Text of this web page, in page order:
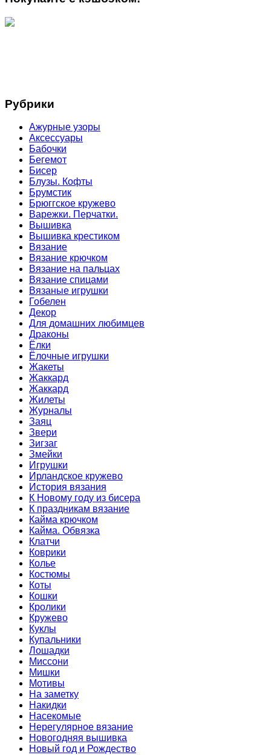
Рубрики
Ажурные узоры
Аксессуары
Бабочки
Бегемот
Бисер
Блузы. Кофты
Брумстик
Брюггское кружево
Варежки. Перчатки.
Вышивка
Вышивка крестиком
Вязание
Вязание крючком
Вязание на пальцах
Вязание спицами
Вязаные игрушки
Гобелен
Декор
Для домашних любимцев
Драконы
Ёлки
Ёлочные игрушки
Жакеты
Жаккард
Жаккард
Жилеты
Журналы
Заяц
Звери
Зигзаг
Змейки
Игрушки
Ирландское кружево
История вязания
К Новому году из бисера
К праздникам вязание
Кайма крючком
Кайма. Обвязка
Клатчи
Коврики
Колье
Костюмы
Коты
Кошки
Кролики
Кружево
Куклы
Купальники
Лошадки
Миссони
Мишки
Мотивы
На заметку
Накидки
Насекомые
Нерегулярное вязание
Новогодняя вышивка
Новый год и Рождество